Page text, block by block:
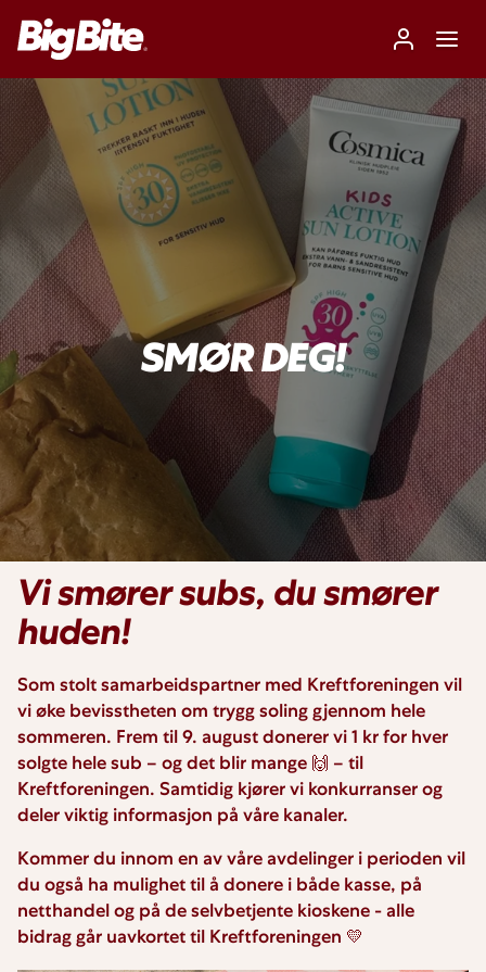
SMØR DEG!
Vi smører subs, du smører
huden!
Som stolt samarbeidspartner med Kreftforeningen vil
vi øke bevisstheten om trygg soling gjennom hele
sommeren. Frem til 9. august donerer vi 1 kr for hver
solgte hele sub – og det blir mange 🙌 – til
Kreftforeningen. Samtidig kjører vi konkurranser og
deler viktig informasjon på våre kanaler.
Kommer du innom en av våre avdelinger i perioden vil
du også ha mulighet til å donere i både kasse, på
netthandel og på de selvbetjente kioskene - alle
bidrag går uavkortet til Kreftforeningen 💛